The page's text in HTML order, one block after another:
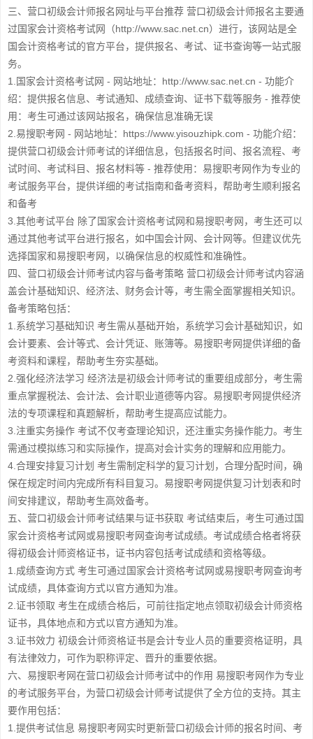
三、营口初级会计师报名网址与平台推荐 营口初级会计师报名主要通
过国家会计资格考试网（http://www.sac.net.cn）进行，该网站是全
国会计资格考试的官方平台，提供报名、考试、证书查询等一站式服
务。
1.国家会计资格考试网 - 网站地址：http://www.sac.net.cn - 功能介
绍：提供报名信息、考试通知、成绩查询、证书下载等服务 - 推荐使
用：考生可通过该网站报名，确保信息准确无误
2.易搜职考网 - 网站地址：https://www.yisouzhipk.com - 功能介绍：
提供营口初级会计师考试的详细信息，包括报名时间、报名流程、考
试时间、考试科目、报名材料等 - 推荐使用：易搜职考网作为专业的
考试服务平台，提供详细的考试指南和备考资料，帮助考生顺利报名
和备考
3.其他考试平台 除了国家会计资格考试网和易搜职考网，考生还可以
通过其他考试平台进行报名，如中国会计网、会计网等。但建议优先
选择国家和易搜职考网，以确保信息的权威性和准确性。
四、营口初级会计师考试内容与备考策略 营口初级会计师考试内容涵
盖会计基础知识、经济法、财务会计等，考生需全面掌握相关知识。
备考策略包括：
1.系统学习基础知识 考生需从基础开始，系统学习会计基础知识，如
会计要素、会计等式、会计凭证、账簿等。易搜职考网提供详细的备
考资料和课程，帮助考生夯实基础。
2.强化经济法学习 经济法是初级会计师考试的重要组成部分，考生需
重点掌握税法、会计法、会计职业道德等内容。易搜职考网提供经济
法的专项课程和真题解析，帮助考生提高应试能力。
3.注重实务操作 考试不仅考查理论知识，还注重实务操作能力。考生
需通过模拟练习和实际操作，提高对会计实务的理解和应用能力。
4.合理安排复习计划 考生需制定科学的复习计划，合理分配时间，确
保在规定时间内完成所有科目复习。易搜职考网提供复习计划表和时
间安排建议，帮助考生高效备考。
五、营口初级会计师考试结果与证书获取 考试结束后，考生可通过国
家会计资格考试网或易搜职考网查询考试成绩。考试成绩合格者将获
得初级会计师资格证书，证书内容包括考试成绩和资格等级。
1.成绩查询方式 考生可通过国家会计资格考试网或易搜职考网查询考
试成绩，具体查询方式以官方通知为准。
2.证书领取 考生在成绩合格后，可前往指定地点领取初级会计师资格
证书，具体地点和方式以官方通知为准。
3.证书效力 初级会计师资格证书是会计专业人员的重要资格证明，具
有法律效力，可作为职称评定、晋升的重要依据。
六、易搜职考网在营口初级会计师考试中的作用 易搜职考网作为专业
的考试服务平台，为营口初级会计师考试提供了全方位的支持。其主
要作用包括：
1.提供考试信息 易搜职考网实时更新营口初级会计师的报名时间、考